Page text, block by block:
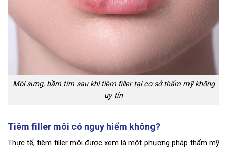
Môi sưng, bầm tím sau khi tiêm filler tại cơ sở thẩm mỹ không
uy tín
Tiêm filler môi có nguy hiểm không?
Thực tế, tiêm filler môi được xem là một phương pháp thẩm mỹ